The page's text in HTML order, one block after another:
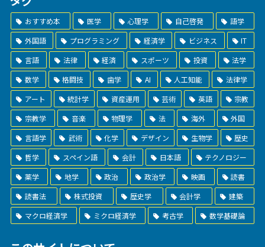
おすすめ本 医学 心理学 自己啓発
語学
外国語
プログラミング 経済学 ビジネス
IT
言語
法律 経済 スポーツ 投資
法学
数学
格闘技 歯学 AI 人工知能
法律学
アート
統計学 資産運用 芸術 英語
宗教
宗教学
音楽 物理学 法 海外
外国
言語学
武術 化学 デザイン 生物学
歴史
哲学
スペイン語 会計 日本語
テクノロジー
薬学
地学 政治 政治学 映画
読書
読書法
株式投資 歴史学 会計学
建築
マクロ経済学
ミクロ経済学 考古学 数学基礎論